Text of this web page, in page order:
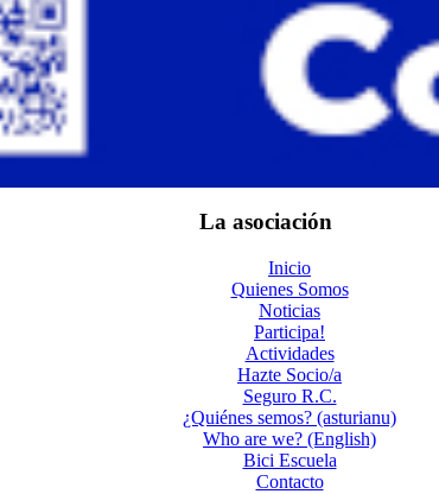
La asociación
Inicio
Quienes Somos
Noticias
Participa!
Actividades
Hazte Socio/a
Seguro R.C.
¿Quiénes semos? (asturianu)
Who are we? (English)
Bici Escuela
Contacto